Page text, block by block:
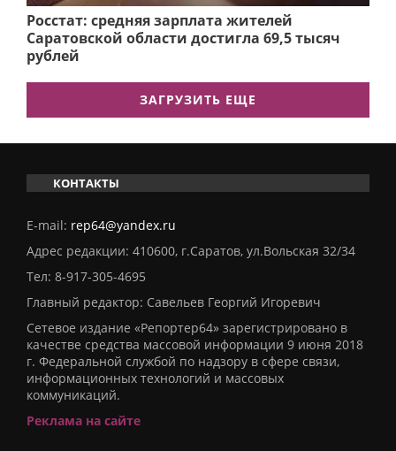
Росстат: средняя зарплата жителей
Саратовской области достигла 69,5 тысяч
рублей
ЗАГРУЗИТЬ ЕЩЕ
КОНТАКТЫ
E-mail: rep64@yandex.ru
Адрес редакции: 410600, г.Саратов, ул.Вольская 32/34
Тел: 8-917-305-4695
Главный редактор: Савельев Георгий Игоревич
Сетевое издание «Репортер64» зарегистрировано в
качестве средства массовой информации 9 июня 2018
г. Федеральной службой по надзору в сфере связи,
информационных технологий и массовых
коммуникаций.
Реклама на сайте